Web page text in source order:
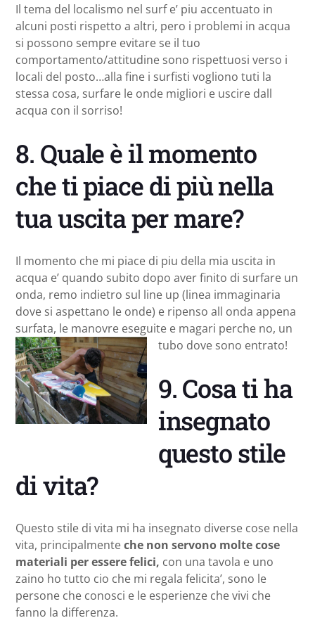
Il tema del localismo nel surf e’ piu accentuato in
alcuni posti rispetto a altri, pero i problemi in acqua
si possono sempre evitare se il tuo
comportamento/attitudine sono rispettuosi verso i
locali del posto…alla fine i surfisti vogliono tuti la
stessa cosa, surfare le onde migliori e uscire dall
acqua con il sorriso!
8. Quale è il momento
che ti piace di più nella
tua uscita per mare?
Il momento che mi piace di piu della mia uscita in
acqua e’ quando subito dopo aver finito di surfare un
onda, remo indietro sul line up (linea immaginaria
dove si aspettano le onde) e ripenso all onda appena
surfata, le manovre eseguite e magari perche no, un
tubo dove sono entrato!
9. Cosa ti ha
insegnato
questo stile
di vita?
Questo stile di vita mi ha insegnato diverse cose nella
vita, principalmenteche non servono molte cose
materiali per essere felici, con una tavola e uno
zaino ho tutto cio che mi regala felicita’, sono le
persone che conosci e le esperienze che vivi che
fanno la differenza.